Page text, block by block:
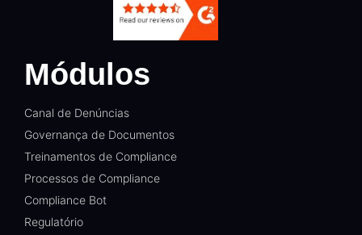
Módulos
Canal de Denúncias
Governança de Documentos
Treinamentos de Compliance
Processos de Compliance
Compliance Bot
Regulatório